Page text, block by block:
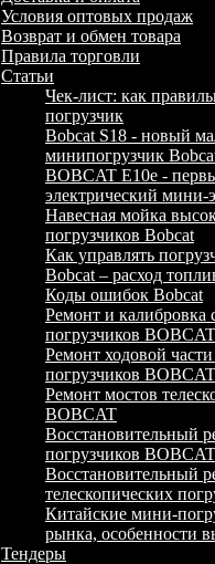
Условия оптовых продаж
Возврат и обмен товара
Правила торговли
Статьи
Чек-лист: как
погрузчик
Bobcat S18 - новый
минипогрузчик
BOBCAT E10e -
электрический мини-
Навесная мойка
погрузчиков Bobcat
Как управлять
Bobcat – расход
Коды ошибок Bobcat
Ремонт и калибровка
погрузчиков BOBCAT
Ремонт ходовой
погрузчиков BOBCAT
Ремонт мостов
BOBCAT
Восстановительный
погрузчиков BOBCAT
Восстановительный
телескопических
Китайские мини-
рынка, особенности
Тендеры